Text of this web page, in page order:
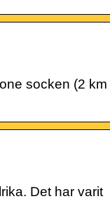
socken (2 km
Det har varit